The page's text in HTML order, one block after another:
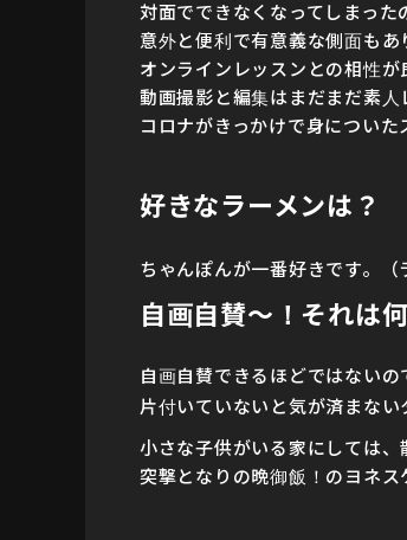
対面でできなくなってしまった
意外と便利で有意義な側面も
オンラインレッスンとの相性が
動画撮影と編集はまだまだ素人
コロナがきっかけで身についた
好きなラーメンは？
ちゃんぽんが一番好きです。（
自画自賛～！それは
自画自賛できるほどではないの
片付いていないと気が済まない
小さな子供がいる家にしては、
突撃となりの晩御飯！のヨネ